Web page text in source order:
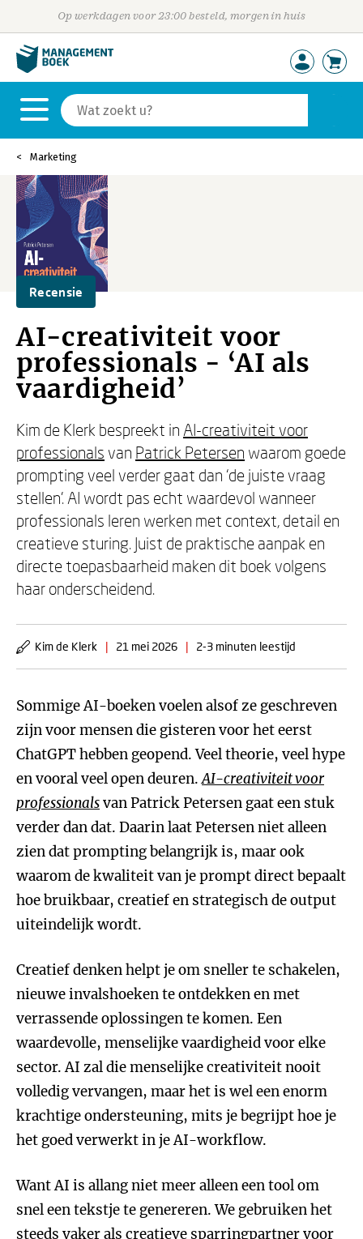
Op werkdagen voor 23:00 besteld, morgen in huis
Marketing
Recensie
AI-creativiteit voor
professionals - ‘AI als
vaardigheid’
Kim de Klerk bespreekt in AI-creativiteit voor
professionals van Patrick Petersen waarom goede
prompting veel verder gaat dan ‘de juiste vraag
stellen’. AI wordt pas echt waardevol wanneer
professionals leren werken met context, detail en
creatieve sturing. Juist de praktische aanpak en
directe toepasbaarheid maken dit boek volgens
haar onderscheidend.
Kim de Klerk | 21 mei 2026 | 2-3 minuten leestijd
Sommige AI-boeken voelen alsof ze geschreven
zijn voor mensen die gisteren voor het eerst
ChatGPT hebben geopend. Veel theorie, veel hype
en vooral veel open deuren.AI-creativiteit voor
professionalsvan Patrick Petersen gaat een stuk
verder dan dat. Daarin laat Petersen niet alleen
zien dat prompting belangrijk is, maar ook
waarom de kwaliteit van je prompt direct bepaalt
hoe bruikbaar, creatief en strategisch de output
uiteindelijk wordt.
Creatief denken helpt je om sneller te schakelen,
nieuwe invalshoeken te ontdekken en met
verrassende oplossingen te komen. Een
waardevolle, menselijke vaardigheid voor elke
sector. AI zal die menselijke creativiteit nooit
volledig vervangen, maar het is wel een enorm
krachtige ondersteuning, mits je begrijpt hoe je
het goed verwerkt in je AI-workflow.
Want AI is allang niet meer alleen een tool om
snel een tekstje te genereren. We gebruiken het
steeds vaker als creatieve sparringpartner voor